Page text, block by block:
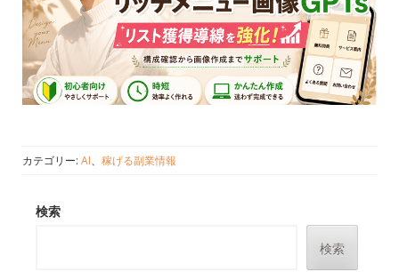
カテゴリー: AI、 稼げる副業情報
検索
検索